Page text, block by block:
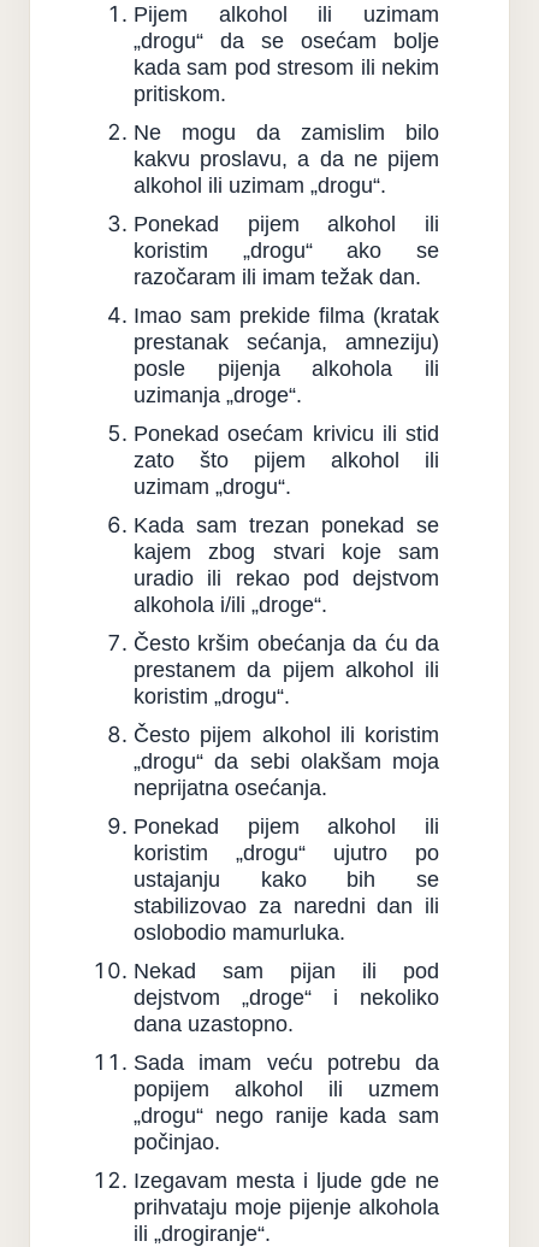
Pijem alkohol ili uzimam
„drogu“ da se osećam bolje
kada sam pod stresom ili nekim
pritiskom.
Ne mogu da zamislim bilo
kakvu proslavu, a da ne pijem
alkohol ili uzimam „drogu“.
Ponekad pijem alkohol ili
koristim „drogu“ ako se
razočaram ili imam težak dan.
Imao sam prekide filma (kratak
prestanak sećanja, amneziju)
posle pijenja alkohola ili
uzimanja „droge“.
Ponekad osećam krivicu ili stid
zato što pijem alkohol ili
uzimam „drogu“.
Kada sam trezan ponekad se
kajem zbog stvari koje sam
uradio ili rekao pod dejstvom
alkohola i/ili „droge“.
Često kršim obećanja da ću da
prestanem da pijem alkohol ili
koristim „drogu“.
Često pijem alkohol ili koristim
„drogu“ da sebi olakšam moja
neprijatna osećanja.
Ponekad pijem alkohol ili
koristim „drogu“ ujutro po
ustajanju kako bih se
stabilizovao za naredni dan ili
oslobodio mamurluka.
Nekad sam pijan ili pod
dejstvom „droge“ i nekoliko
dana uzastopno.
Sada imam veću potrebu da
popijem alkohol ili uzmem
„drogu“ nego ranije kada sam
počinjao.
Izegavam mesta i ljude gde ne
prihvataju moje pijenje alkohola
ili „drogiranje“.